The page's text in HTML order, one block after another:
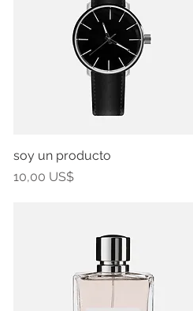
soy un producto
Precio
10,00 US$